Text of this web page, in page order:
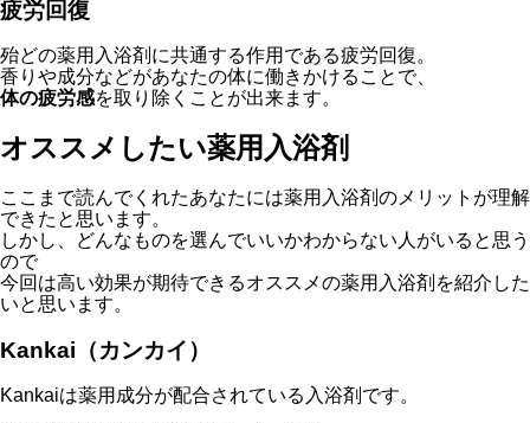
疲労回復
殆どの薬用入浴剤に共通する作用である疲労回復。
香りや成分などがあなたの体に働きかけることで、
体の疲労感を取り除くことが出来ます。
オススメしたい薬用入浴剤
ここまで読んでくれたあなたには薬用入浴剤のメリットが理解
できたと思います。
しかし、どんなものを選んでいいかわからない人がいると思う
ので
今回は高い効果が期待できるオススメの薬用入浴剤を紹介した
いと思います。
Kankai（カンカイ）
Kankaiは薬用成分が配合されている入浴剤です。